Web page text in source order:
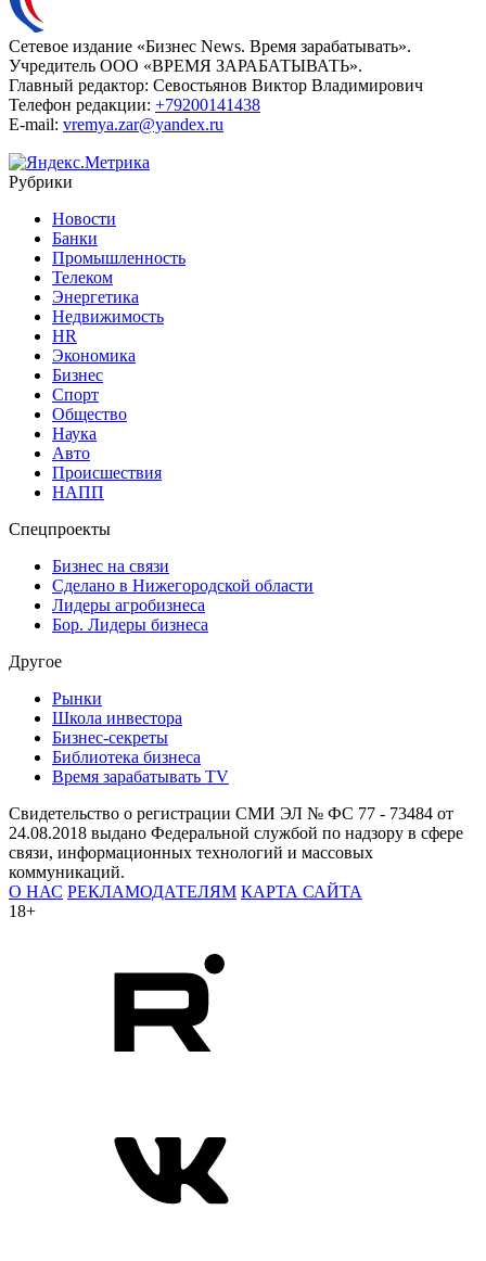
Сетевое издание «Бизнес News. Время зарабатывать».
Учредитель ООО «ВРЕМЯ ЗАРАБАТЫВАТЬ».
Главный редактор: Севостьянов Виктор Владимирович
Телефон редакции: +79200141438
E-mail: vremya.zar@yandex.ru
Рубрики
Новости
Банки
Промышленность
Телеком
Энергетика
Недвижимость
HR
Экономика
Бизнес
Спорт
Общество
Наука
Авто
Происшествия
НАПП
Спецпроекты
Бизнес на связи
Сделано в Нижегородской области
Лидеры агробизнеса
Бор. Лидеры бизнеса
Другое
Рынки
Школа инвестора
Бизнес-секреты
Библиотека бизнеса
Время зарабатывать TV
Свидетельство о регистрации СМИ ЭЛ № ФС 77 - 73484 от
24.08.2018 выдано Федеральной службой по надзору в сфере
связи, информационных технологий и массовых
коммуникаций.
О НАС РЕКЛАМОДАТЕЛЯМ КАРТА САЙТА
18+